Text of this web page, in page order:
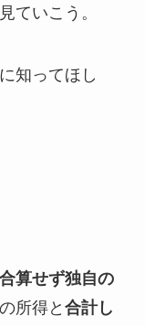
ていこう。
知ってほし
算せず独自の
所得と合計し